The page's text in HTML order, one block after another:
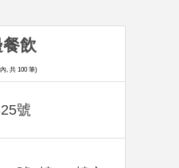
號
飲
, 共 100 筆)